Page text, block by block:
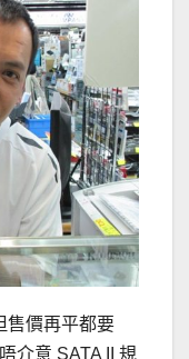
售價再平都要
介意 SATA II 規